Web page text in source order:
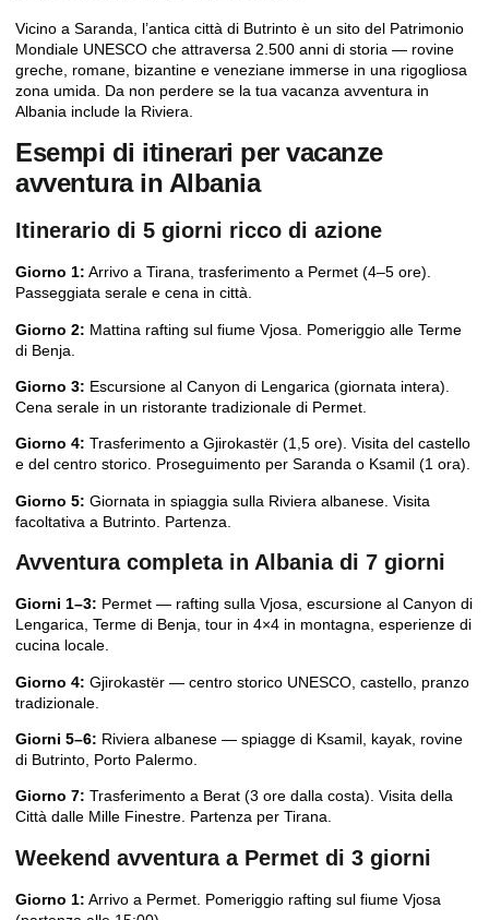
Vicino a Saranda, l’antica città di Butrinto è un sito del Patrimonio
Mondiale UNESCO che attraversa 2.500 anni di storia — rovine
greche, romane, bizantine e veneziane immerse in una rigogliosa
zona umida. Da non perdere se la tua vacanza avventura in
Albania include la Riviera.
Esempi di itinerari per vacanze
avventura in Albania
Itinerario di 5 giorni ricco di azione
Giorno 1: Arrivo a Tirana, trasferimento a Permet (4–5 ore).
Passeggiata serale e cena in città.
Giorno 2: Mattina rafting sul fiume Vjosa . Pomeriggio alle Terme
di Benja.
Giorno 3: Escursione al Canyon di Lengarica (giornata intera).
Cena serale in un ristorante tradizionale di Permet.
Giorno 4: Trasferimento a Gjirokastër (1,5 ore). Visita del castello
e del centro storico. Proseguimento per Saranda o Ksamil (1 ora).
Giorno 5: Giornata in spiaggia sulla Riviera albanese. Visita
facoltativa a Butrinto. Partenza.
Avventura completa in Albania di 7 giorni
Giorni 1–3: Permet — rafting sulla Vjosa, escursione al Canyon di
Lengarica, Terme di Benja, tour in 4×4 in montagna, esperienze di
cucina locale.
Giorno 4: Gjirokastër — centro storico UNESCO, castello, pranzo
tradizionale.
Giorni 5–6: Riviera albanese — spiagge di Ksamil, kayak, rovine
di Butrinto, Porto Palermo.
Giorno 7: Trasferimento a Berat (3 ore dalla costa). Visita della
Città dalle Mille Finestre. Partenza per Tirana.
Weekend avventura a Permet di 3 giorni
Giorno 1: Arrivo a Permet. Pomeriggio rafting sul fiume Vjosa